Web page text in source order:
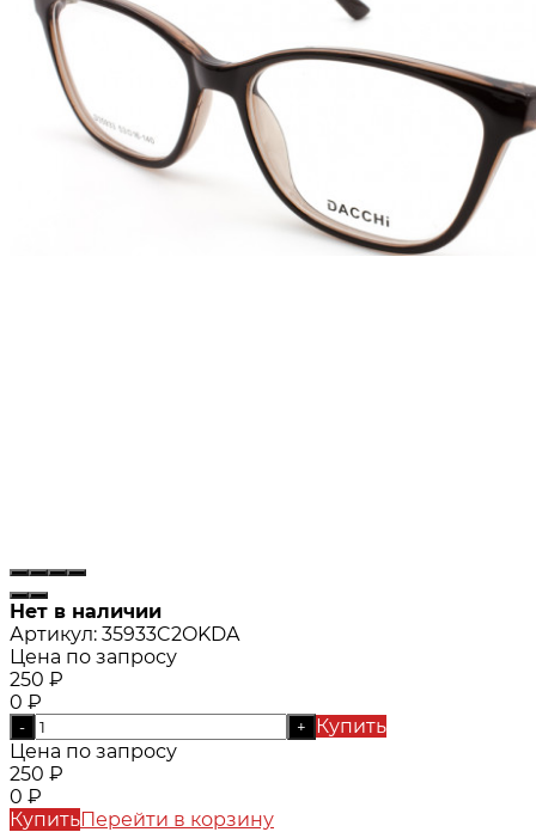
Нет в наличии
Артикул: 35933C2OKDA
Цена по запросу
250 ₽
0 ₽
- +
Купить
Цена по запросу
250 ₽
0 ₽
КупитьПерейти в корзину